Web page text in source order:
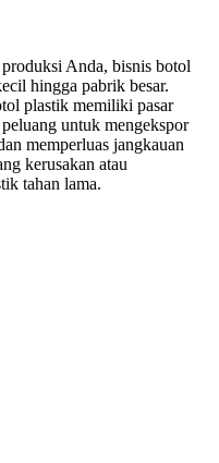
Anda, bisnis botol
hingga pabrik besar.
plastik memiliki pasar
untuk mengekspor
memperluas jangkauan
kerusakan atau
tahan lama.